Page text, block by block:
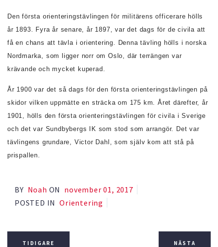
Den första orienteringstävlingen för militärens officerare hölls
år 1893. Fyra år senare, år 1897, var det dags för de civila att
få en chans att tävla i orientering. Denna tävling hölls i norska
Nordmarka, som ligger norr om Oslo, där terrängen var
krävande och mycket kuperad.
År 1900 var det så dags för den första orienteringstävlingen på
skidor vilken uppmätte en sträcka om 175 km. Året därefter, år
1901, hölls den första orienteringstävlingen för civila i Sverige
och det var Sundbybergs IK som stod som arrangör. Det var
tävlingens grundare, Victor Dahl, som själv kom att stå på
prispallen.
BY Noah ON November 01, 2017
POSTED IN Orientering
TIDIGARE NÄSTA